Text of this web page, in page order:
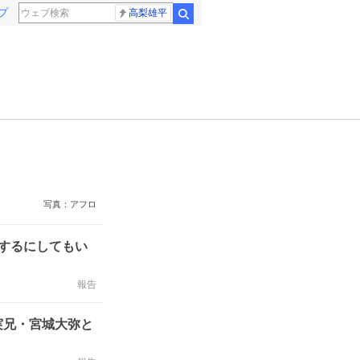
高梨雄平
写真：アフロ
るにしてもい
報告
・宮城大弥と